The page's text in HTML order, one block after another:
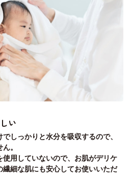
い
しっかりと水分を吸収するので、
。
用していないので、お肌がデリケ
細な肌にも安心してお使いいただ